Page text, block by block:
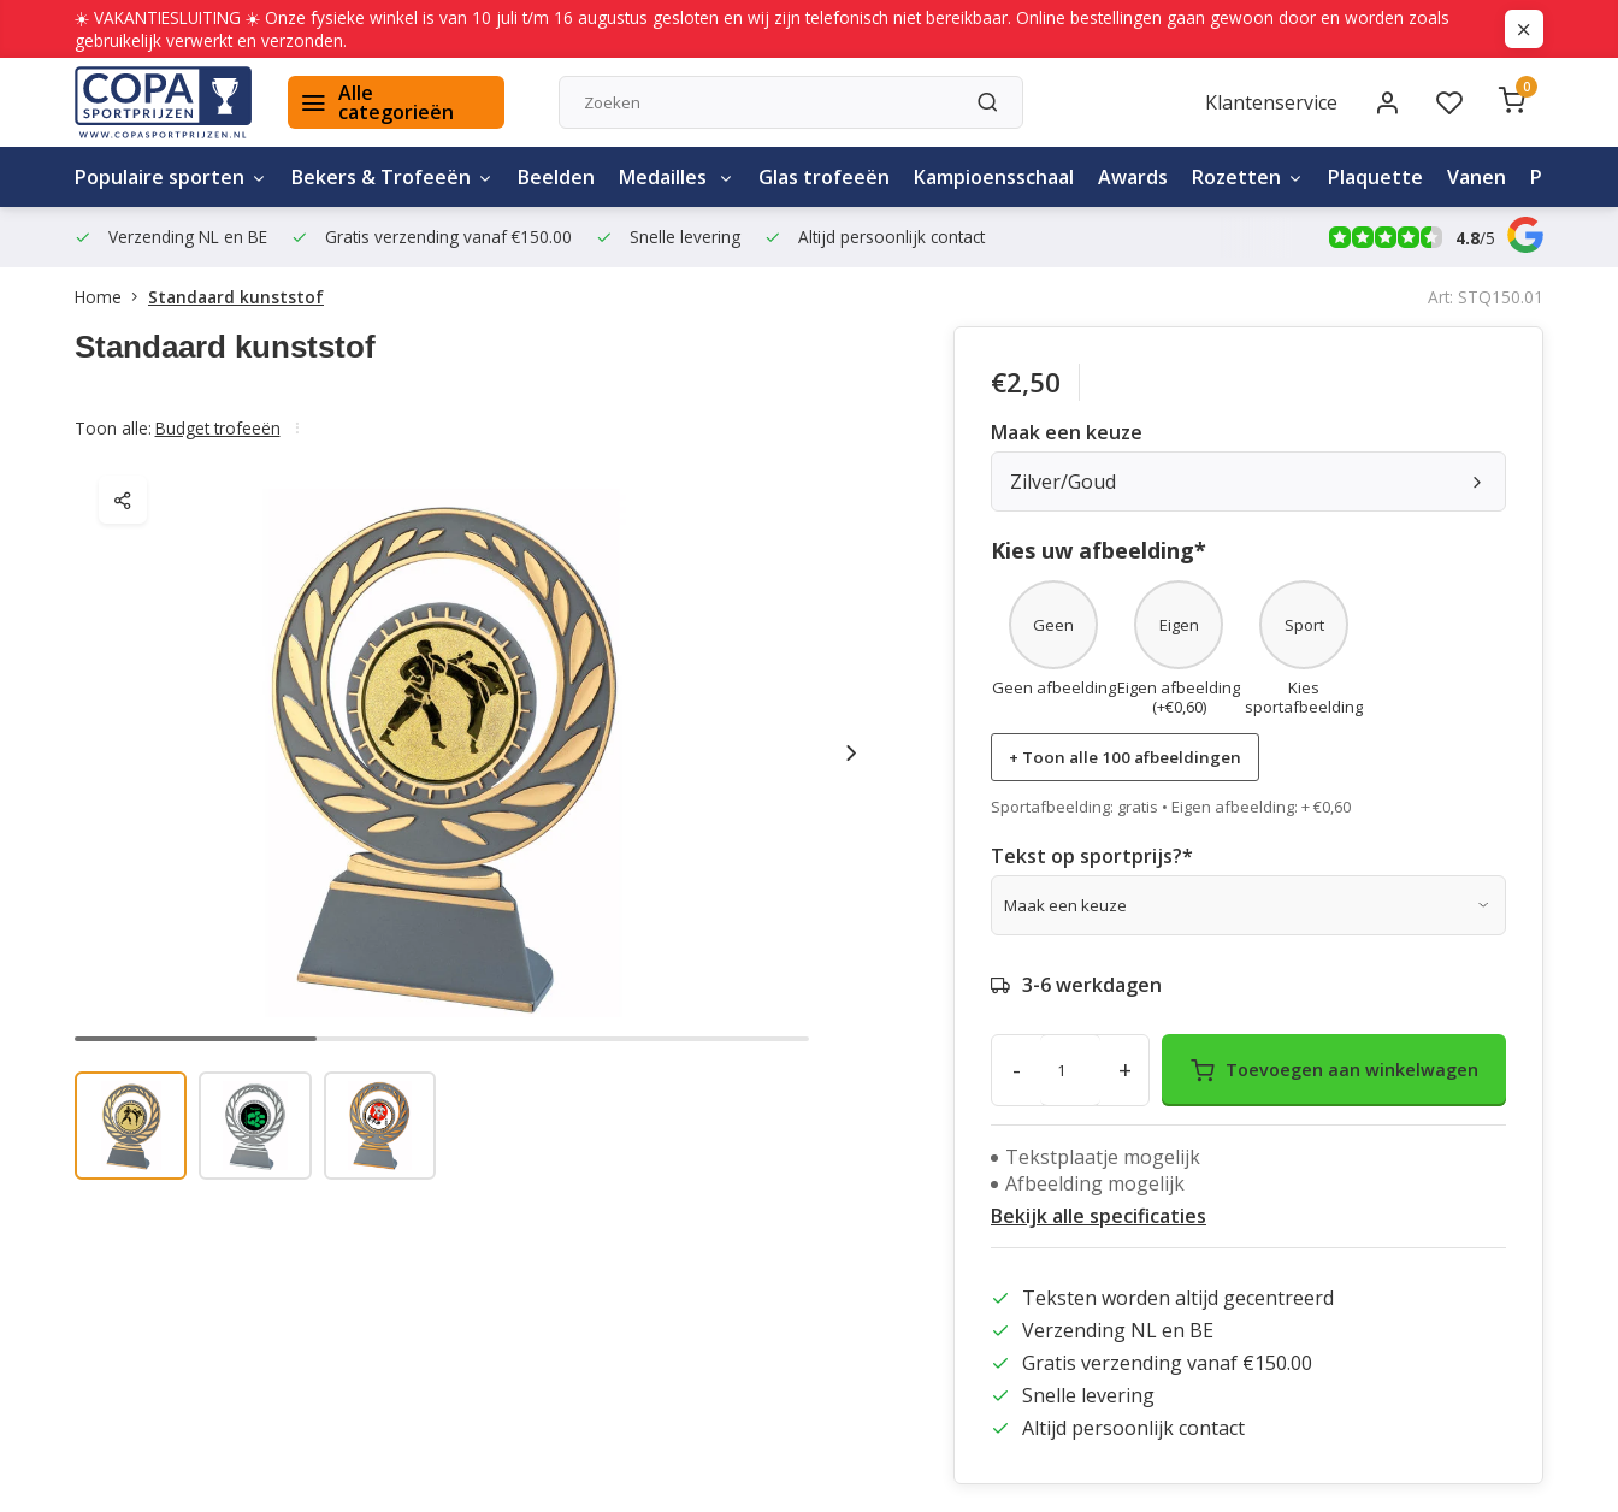
☀️ VAKANTIESLUITING ☀️ Onze fysieke winkel is van 10 juli t/m 16 augustus gesloten en wij zijn telefonisch niet bereikbaar. Online bestellingen gaan gewoon door en worden zoals
gebruikelijk verwerkt en verzonden.
Alle
categorieën Klantenservice
0
Populaire sporten Bekers & Trofeeën Beelden Medailles Glas trofeeën Kampioensschaal Awards Rozetten Plaquette Vanen
Verzending NL en BE Gratis verzending vanaf €150.00 Snelle levering Altijd persoonlijk contact 4.8/5
Home Standaard kunststof Art: STQ150.01
Standaard kunststof
Toon alle: Budget trofeeën
€2,50
Maak een keuze
Zilver/Goud
Kies uw afbeelding*
Geen
Geen afbeelding
Eigen
Eigen afbeelding
(+€0,60)
Sport
Kies
sportafbeelding
+ Toon alle 100 afbeeldingen
Sportafbeelding: gratis • Eigen afbeelding: + €0,60
Tekst op sportprijs?*
3-6 werkdagen
- + Toevoegen aan winkelwagen
Tekstplaatje mogelijk
Afbeelding mogelijk
Bekijk alle specificaties
Teksten worden altijd gecentreerd
Verzending NL en BE
Gratis verzending vanaf €150.00
Snelle levering
Altijd persoonlijk contact